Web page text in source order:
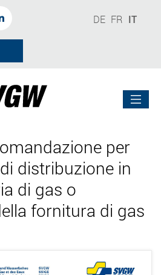
DE FR IT
per
distribuzione in
di gas o
fornitura di gas